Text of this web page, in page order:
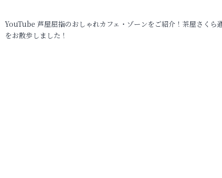
YouTube 芦屋屈指のおしゃれカフェ・ゾーンをご紹介！茶屋さくら
をお散歩しました！